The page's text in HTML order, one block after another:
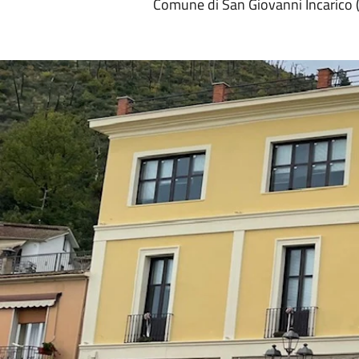
Comune di San Giovanni Incarico